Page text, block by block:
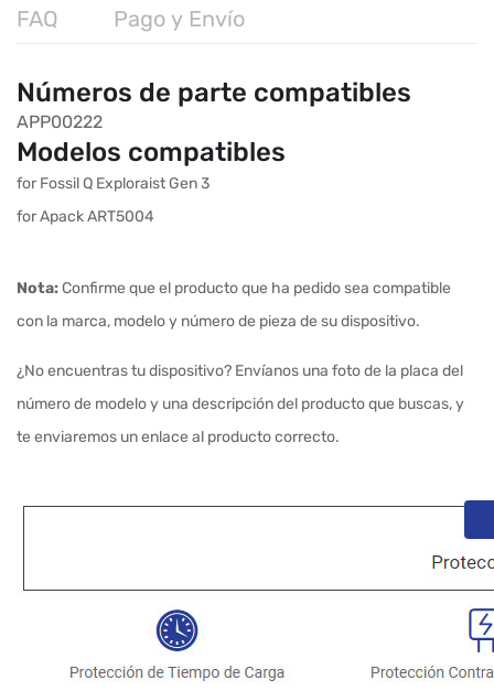
FAQ Pago y Envío
Números de parte compatibles
APP00222
Modelos compatibles
for Fossil Q Exploraist Gen 3
for Apack ART5004
Nota:Confirme que el producto que ha pedido sea compatible
con la marca, modelo y número de pieza de su dispositivo.
¿No encuentras tu dispositivo? Envíanos una foto de la placa del
número de modelo y una descripción del producto que buscas, y
te enviaremos un enlace al producto correcto.